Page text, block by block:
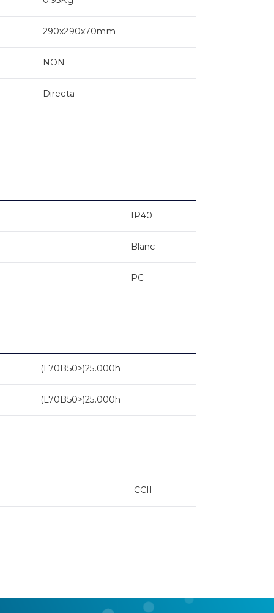
290x290x70mm
NON
Directa
IP40
Blanc
PC
(L70B50>)25.000h
(L70B50>)25.000h
CCII